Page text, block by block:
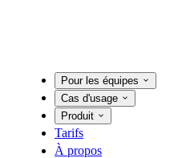
Pour les équipes
Cas d'usage
Produit
Tarifs
À propos